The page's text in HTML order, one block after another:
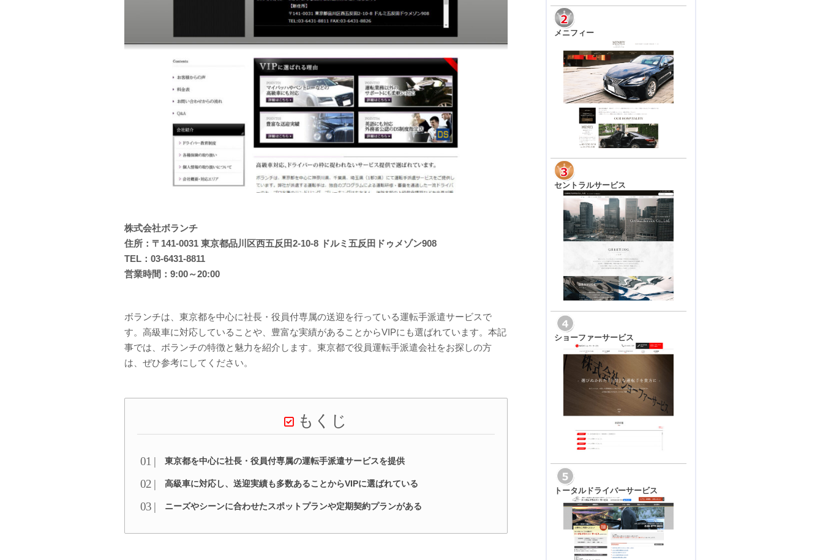
株式会社ボランチ
住所：〒141-0031 東京都品川区西五反田2-10-8 ドルミ五反田ドゥメゾン908
TEL：03-6431-8811
営業時間：9:00～20:00
ボランチは、東京都を中心に社長・役員付専属の送迎を行っている運転手派遣サービスで
す。高級車に対応していることや、豊富な実績があることからVIPにも選ばれています。本記
事では、ボランチの特徴と魅力を紹介します。東京都で役員運転手派遣会社をお探しの方
は、ぜひ参考にしてください。
もくじ
東京都を中心に社長・役員付専属の運転手派遣サービスを提供
高級車に対応し、送迎実績も多数あることからVIPに選ばれている
ニーズやシーンに合わせたスポットプランや定期契約プランがある
メニフィー
セントラルサービス
ショーファーサービス
トータルドライバーサービス